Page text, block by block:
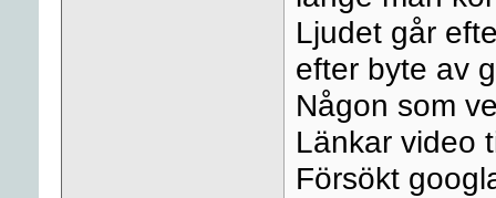
Ljudet går
efter byte av
Någon som
Länkar video
Försökt